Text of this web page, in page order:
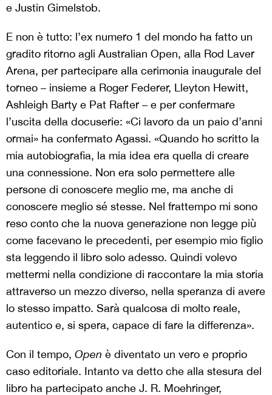
e Justin Gimelstob.
E non è tutto: l’ex numero 1 del mondo ha fatto un
gradito ritorno agli Australian Open, alla Rod Laver
Arena, per partecipare alla cerimonia inaugurale del
torneo – insieme a Roger Federer, Lleyton Hewitt,
Ashleigh Barty e Pat Rafter – e per confermare
l’uscita della docuserie: «Ci lavoro da un paio d’anni
ormai» ha confermato Agassi. «Quando ho scritto la
mia autobiografia, la mia idea era quella di creare
una connessione. Non era solo permettere alle
persone di conoscere meglio me, ma anche di
conoscere meglio sé stesse. Nel frattempo mi sono
reso conto che la nuova generazione non legge più
come facevano le precedenti, per esempio mio figlio
sta leggendo il libro solo adesso. Quindi volevo
mettermi nella condizione di raccontare la mia storia
attraverso un mezzo diverso, nella speranza di avere
lo stesso impatto. Sarà qualcosa di molto reale,
autentico e, si spera, capace di fare la differenza».
Con il tempo, Open è diventato un vero e proprio
caso editoriale. Intanto va detto che alla stesura del
libro ha partecipato anche J. R. Moehringer,